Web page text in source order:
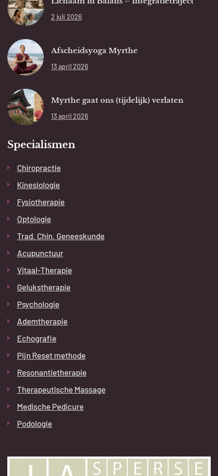
2 juli 2026
Afscheidsyoga Myrthe
13 april 2026
Myrthe gaat ons (tijdelijk) verlaten
13 april 2026
Specialismen
Chiropractie
Kinesiologie
Fysiotherapie
Optologie
Trad. Chin. Geneeskunde
Acupunctuur
Vitaal-Therapie
Gelukstherapie
Psychologie
Ademtherapie
Echografie
Pijn Reset methode
Resonantietherapie
Therapeutische Massage
Medische Pedicure
Podologie